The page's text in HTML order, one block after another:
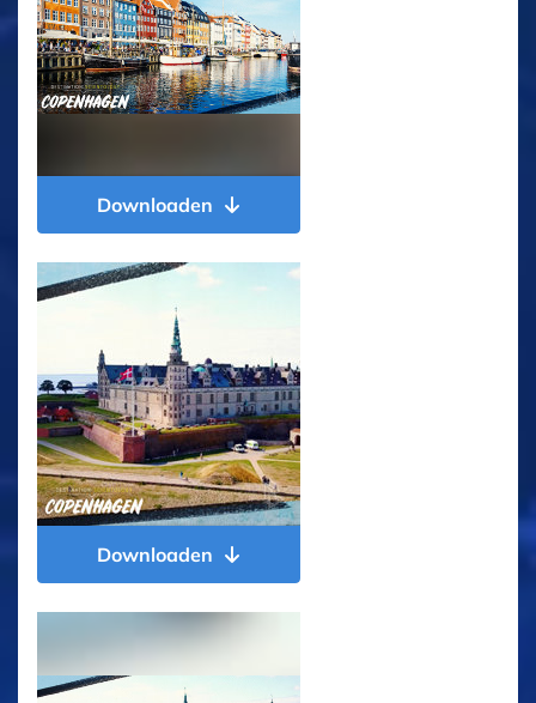
Downloaden
Downloaden